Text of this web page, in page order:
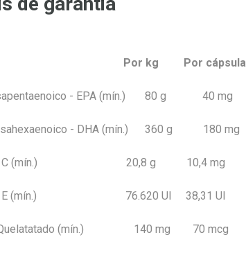
kg Por cápsula
- EPA (mín.) 80 g 40 mg
- DHA (mín.) 360 g 180 mg
C (mín.) 20,8 g 10,4 mg
E (mín.) 76.620 UI 38,31 UI
Quelatatado (mín.) 140 mg 70 mcg